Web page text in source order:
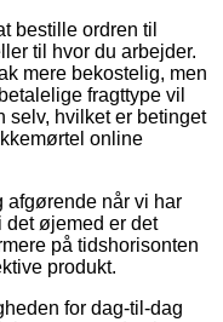
bestille ordren til
til hvor du arbejder.
mere bekostelig, men
fragttype vil
selv, hvilket er betinget
online
når vi har
det øjemed er det
på tidshorisonten
produkt.
for dag-til-dag